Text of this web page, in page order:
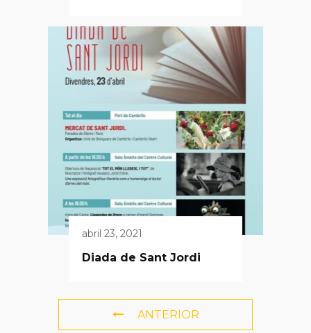
abril 23, 2021
Diada de Sant Jordi
ANTERIOR